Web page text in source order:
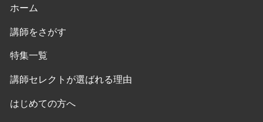
ホーム
講師をさがす
特集一覧
講師セレクトが選ばれる理由
はじめての方へ